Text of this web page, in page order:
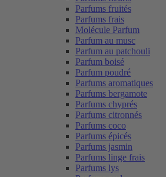
Parfums fruités
Parfums frais
Molécule Parfum
Parfum au musc
Parfum au patchouli
Parfum boisé
Parfum poudré
Parfums aromatiques
Parfums bergamote
Parfums chyprés
Parfums citronnés
Parfums coco
Parfums épicés
Parfums jasmin
Parfums linge frais
Parfums lys